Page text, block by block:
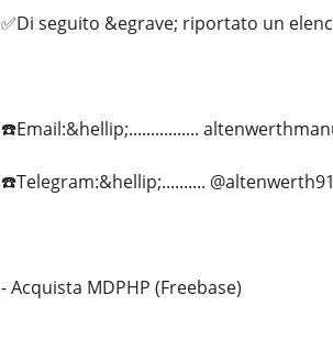
✅Di seguito &egrave; riportato un
☎️Email:&hellip;................
☎️Telegram:&hellip;..........
- Acquista MDPHP (Freebase)